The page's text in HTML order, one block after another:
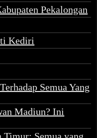
Pekalongan
Kediri
Semua Yang
Madiun? Ini